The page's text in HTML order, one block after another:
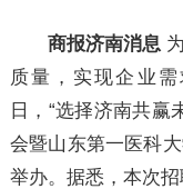
商报济南消息
质量，实现企业
日，“选择济南共赢
会暨山东第一医科
举办。据悉，本次